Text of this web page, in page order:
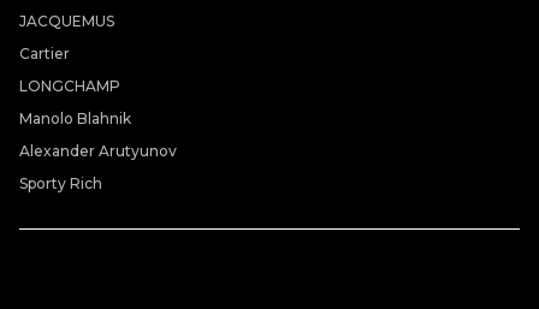
JACQUEMUS
Cartier
LONGCHAMP
Manolo Blahnik
Alexander Arutyunov
Sporty Rich